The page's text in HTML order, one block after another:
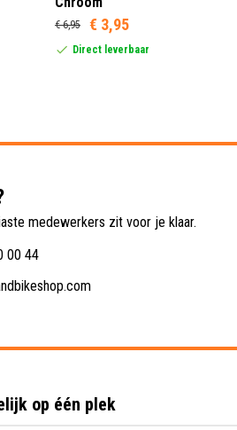
€ 6,95 € 3,95
Direct leverbaar
medewerkers zit voor je klaar.
00 44
op één plek